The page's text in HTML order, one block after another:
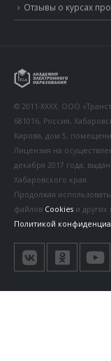
Отзывы о курсах
© 2011-XXXX. ООО
681016, Россия,
Кирова, дом 5,
Лицензия на
декабря 2017 года,
Хабаровского края.
Продолжая
файлов Cookies и других
Политикой